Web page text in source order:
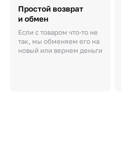
Простой возврат
и обмен
Если с товаром что-то не
так, мы обменяем его на
новый или вернем деньги